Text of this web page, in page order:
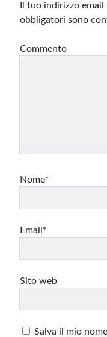
Il tuo indirizzo
obbligatori sono
Commento
Nome*
Email*
Sito web
Salva il mio